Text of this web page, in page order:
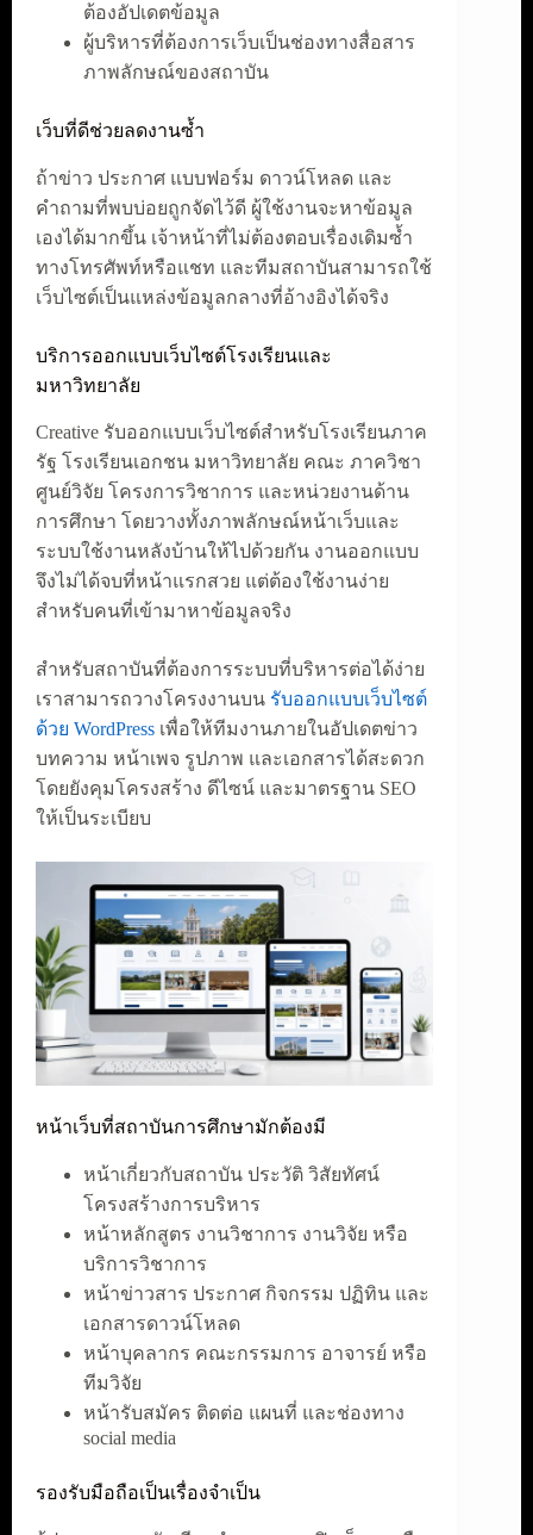
ต้องอัปเดตข้อมูล
ผู้บริหารที่ต้องการเว็บเป็นช่องทางสื่อสาร
ภาพลักษณ์ของสถาบัน
เว็บที่ดีช่วยลดงานซ้ำ
ถ้าข่าว ประกาศ แบบฟอร์ม ดาวน์โหลด และ
คำถามที่พบบ่อยถูกจัดไว้ดี ผู้ใช้งานจะหาข้อมูล
เองได้มากขึ้น เจ้าหน้าที่ไม่ต้องตอบเรื่องเดิมซ้ำ
ทางโทรศัพท์หรือแชท และทีมสถาบันสามารถใช้
เว็บไซต์เป็นแหล่งข้อมูลกลางที่อ้างอิงได้จริง
บริการออกแบบเว็บไซต์โรงเรียนและ
มหาวิทยาลัย
Creative รับออกแบบเว็บไซต์สำหรับโรงเรียนภาค
รัฐ โรงเรียนเอกชน มหาวิทยาลัย คณะ ภาควิชา
ศูนย์วิจัย โครงการวิชาการ และหน่วยงานด้าน
การศึกษา โดยวางทั้งภาพลักษณ์หน้าเว็บและ
ระบบใช้งานหลังบ้านให้ไปด้วยกัน งานออกแบบ
จึงไม่ได้จบที่หน้าแรกสวย แต่ต้องใช้งานง่าย
สำหรับคนที่เข้ามาหาข้อมูลจริง
สำหรับสถาบันที่ต้องการระบบที่บริหารต่อได้ง่าย
เราสามารถวางโครงงานบน รับออกแบบเว็บไซต์
ด้วย WordPress เพื่อให้ทีมงานภายในอัปเดตข่าว
บทความ หน้าเพจ รูปภาพ และเอกสารได้สะดวก
โดยยังคุมโครงสร้าง ดีไซน์ และมาตรฐาน SEO
ให้เป็นระเบียบ
หน้าเว็บที่สถาบันการศึกษามักต้องมี
หน้าเกี่ยวกับสถาบัน ประวัติ วิสัยทัศน์
โครงสร้างการบริหาร
หน้าหลักสูตร งานวิชาการ งานวิจัย หรือ
บริการวิชาการ
หน้าข่าวสาร ประกาศ กิจกรรม ปฏิทิน และ
เอกสารดาวน์โหลด
หน้าบุคลากร คณะกรรมการ อาจารย์ หรือ
ทีมวิจัย
หน้ารับสมัคร ติดต่อ แผนที่ และช่องทาง
social media
รองรับมือถือเป็นเรื่องจำเป็น